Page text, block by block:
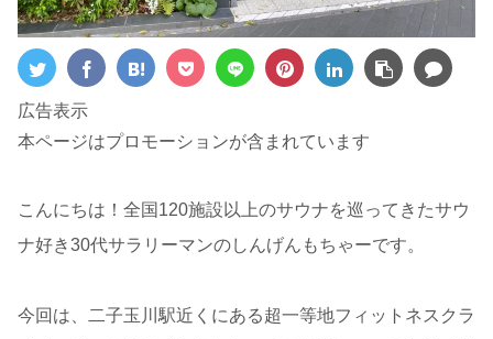
広告表示
本ページはプロモーションが含まれています
こんにちは！全国120施設以上のサウナを巡ってきたサウ
ナ好き30代サラリーマンのしんげんもちゃーです。
今回は、二子玉川駅近くにある超一等地フィットネスクラ